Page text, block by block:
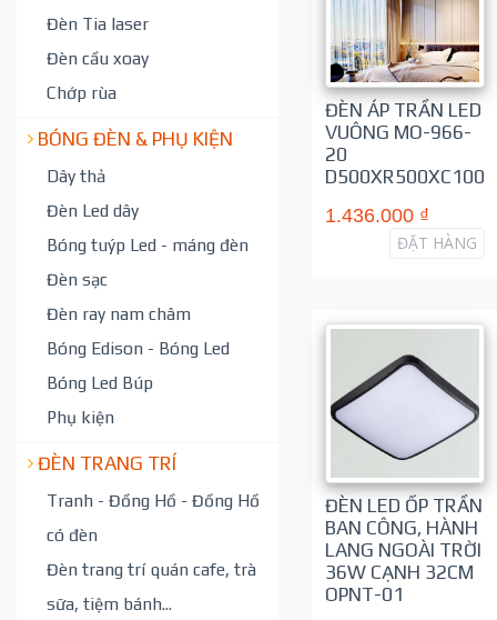
Đèn Tia laser
Đèn cầu xoay
Chớp rùa
BÓNG ĐÈN & PHỤ KIỆN
Dây thả
Đèn Led dây
Bóng tuýp Led - máng đèn
Đèn sạc
Đèn ray nam châm
Bóng Edison - Bóng Led
Bóng Led Búp
Phụ kiện
ĐÈN TRANG TRÍ
Tranh - Đồng Hồ - Đồng Hồ
có đèn
Đèn trang trí quán cafe, trà
sữa, tiệm bánh...
ĐÈN ÁP TRẦN LED
VUÔNG MO-966-
20
D500XR500XC100
1.436.000 ₫
ĐẶT HÀNG
ĐÈN LED ỐP TRẦN
BAN CÔNG, HÀNH
LANG NGOÀI TRỜI
36W CẠNH 32CM
OPNT-01